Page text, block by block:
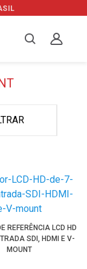
REFERÊNCIA LCD HD
SDI, HDMI E V-
MOUNT